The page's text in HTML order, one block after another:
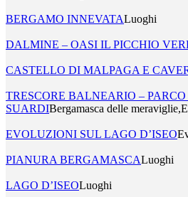
BERGAMO INNEVATALuoghi
DALMINE – OASI IL PICCHIO
CASTELLO DI MALPAGA E
TRESCORE BALNEARIO –
SUARDIBergamasca delle
EVOLUZIONI SUL LAGO D’ISEO
PIANURA BERGAMASCALuoghi
LAGO D’ISEOLuoghi